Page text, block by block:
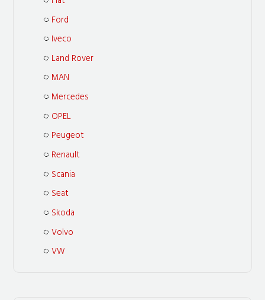
Ford
Iveco
Land Rover
MAN
Mercedes
OPEL
Peugeot
Renault
Scania
Seat
Skoda
Volvo
VW